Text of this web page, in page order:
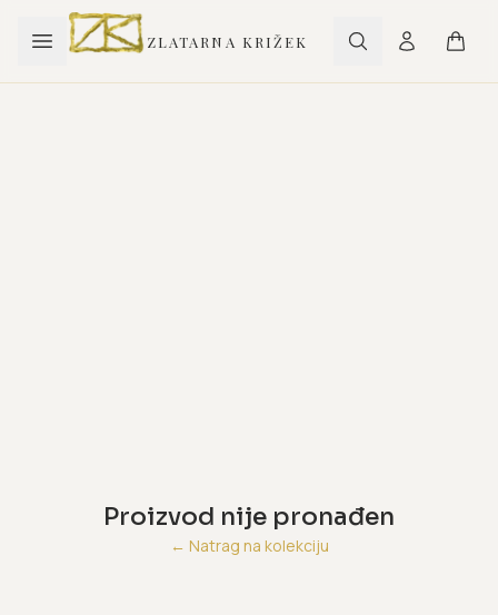
ZLATARNA KRIŽEK
Proizvod nije pronađen
← Natrag na kolekciju